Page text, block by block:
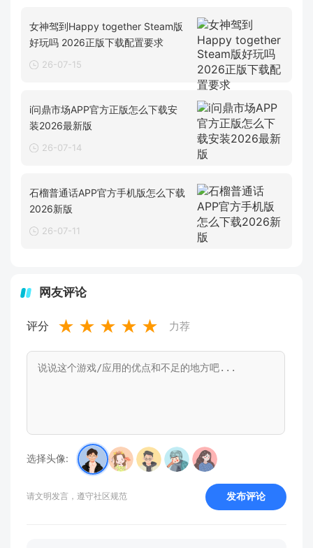
女神驾到Happy together Steam版
好玩吗 2026正版下载配置要求
26-07-15
i问鼎市场APP官方正版怎么下载安
装2026最新版
26-07-14
石榴普通话APP官方手机版怎么下载
2026新版
26-07-11
网友评论
评分 ★ ★ ★ ★ ★ 力荐
选择头像:
请文明发言，遵守社区规范 发布评论